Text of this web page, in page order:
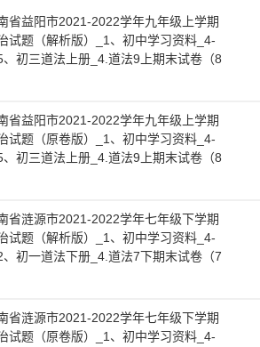
省益阳市2021-2022学年九年级上学期
试题（解析版）_1、初中学习资料_4-
初三道法上册_4.道法9上期末试卷（8
省益阳市2021-2022学年九年级上学期
试题（原卷版）_1、初中学习资料_4-
初三道法上册_4.道法9上期末试卷（8
省涟源市2021-2022学年七年级下学期
试题（解析版）_1、初中学习资料_4-
初一道法下册_4.道法7下期末试卷（7
省涟源市2021-2022学年七年级下学期
试题（原卷版）_1、初中学习资料_4-